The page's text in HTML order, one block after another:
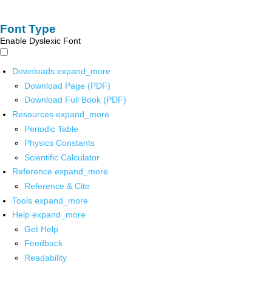
Font Type
Enable Dyslexic Font
Downloads expand_more
Download Page (PDF)
Download Full Book (PDF)
Resources expand_more
Periodic Table
Physics Constants
Scientific Calculator
Reference expand_more
Reference & Cite
Tools expand_more
Help expand_more
Get Help
Feedback
Readability